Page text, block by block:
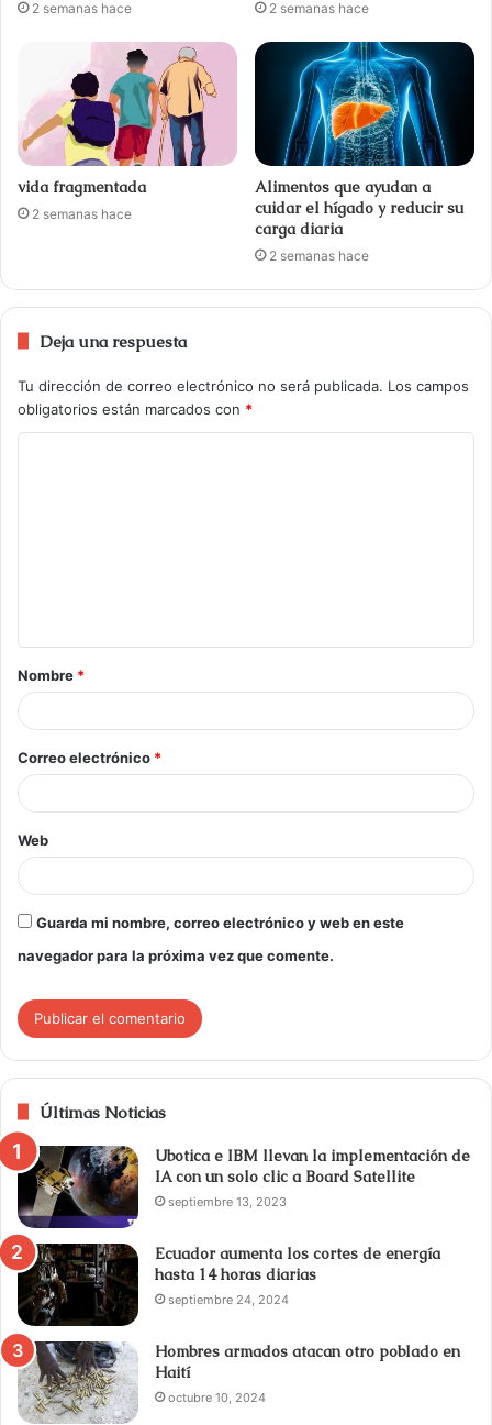
2 semanas hace 2 semanas hace
vida fragmentada
2 semanas hace
Alimentos que ayudan a
cuidar el hígado y reducir su
carga diaria
2 semanas hace
Deja una respuesta
Tu dirección de correo electrónico no será publicada. Los campos
obligatorios están marcados con *
Nombre *
Correo electrónico *
Web
Guarda mi nombre, correo electrónico y web en este
navegador para la próxima vez que comente.
Últimas Noticias
Ubotica e IBM llevan la implementación de
IA con un solo clic a Board Satellite
septiembre 13, 2023
Ecuador aumenta los cortes de energía
hasta 14 horas diarias
septiembre 24, 2024
Hombres armados atacan otro poblado en
Haití
octubre 10, 2024